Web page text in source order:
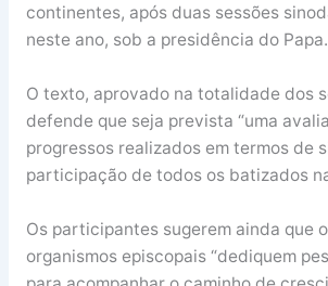
continentes, após duas sessões
neste ano, sob a presidência do Papa.
O texto, aprovado na totalidade dos
defende que seja prevista “uma
progressos realizados em termos de
participação de todos os batizados
Os participantes sugerem ainda que
organismos episcopais “dediquem